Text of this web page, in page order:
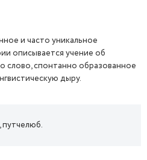
и часто уникальное
описывается учение об
слово, спонтанно образованное
дыру.